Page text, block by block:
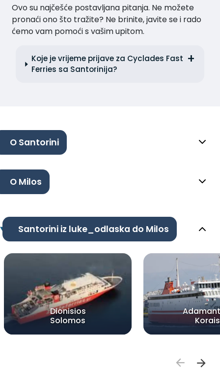
Ovo su najčešće postavljana pitanja. Ne možete
pronaći ono što tražite? Ne brinite, javite se i rado
ćemo vam pomoći s vašim upitom.
Koje je vrijeme prijave za Cyclades Fast
Ferries sa Santorinija?
O Santorini
O Milos
Santorini iz luke_odlaska do Milos
Dionisios
Solomos
Korais